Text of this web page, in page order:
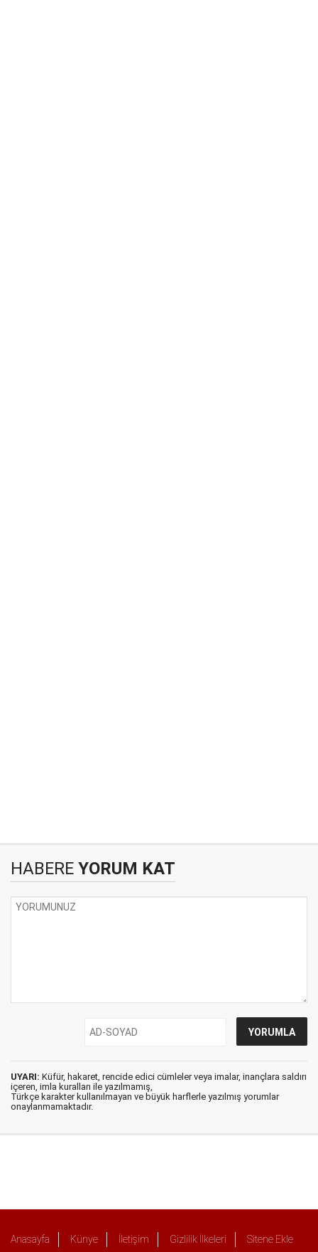
HABERE YORUM KAT
UYARI: Küfür, hakaret, rencide edici cümleler veya imalar, inançlara saldırı
içeren, imla kuralları ile yazılmamış,
Türkçe karakter kullanılmayan ve büyük harflerle yazılmış yorumlar
onaylanmamaktadır.
Anasayfa Künye İletişim Gizlilik İlkeleri Sitene Ekle